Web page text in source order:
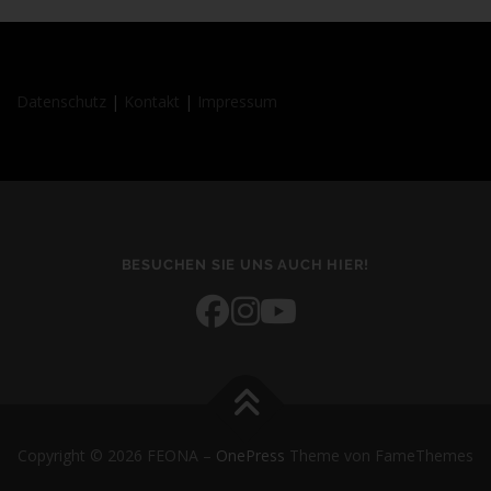
| |
BESUCHEN SIE UNS AUCH HIER!
Copyright © 2026 FEONA – OnePress Theme von FameThemes
durch den Europäischen Richtlinien- und Verordnungsgeber
Begrifflichkeiten erläutern.
Wir verwenden in dieser Datenschutzerklärung unter anderem
Personenbezogene Daten sind alle Informationen, die sich
auf eine identifizierte oder identifizierbare natürliche Person
identifizierbar wird eine natürliche Person angesehen, die